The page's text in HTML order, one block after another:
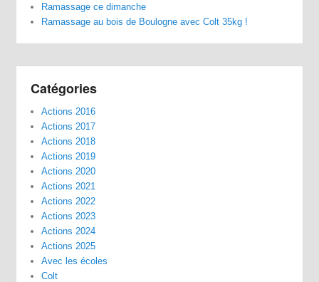
Ramassage ce dimanche
Ramassage au bois de Boulogne avec Colt 35kg !
Catégories
Actions 2016
Actions 2017
Actions 2018
Actions 2019
Actions 2020
Actions 2021
Actions 2022
Actions 2023
Actions 2024
Actions 2025
Avec les écoles
Colt